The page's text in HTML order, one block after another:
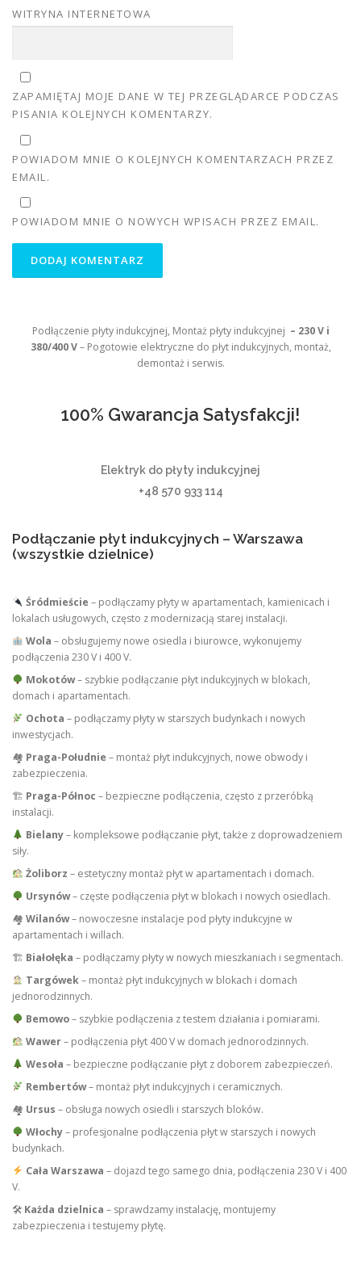
WITRYNA INTERNETOWA
ZAPAMIĘTAJ MOJE DANE W TEJ PRZEGLĄDARCE PODCZAS
PISANIA KOLEJNYCH KOMENTARZY.
POWIADOM MNIE O KOLEJNYCH KOMENTARZACH PRZEZ
EMAIL.
POWIADOM MNIE O NOWYCH WPISACH PRZEZ EMAIL.
Podłączenie płyty indukcyjnej, Montaż płyty indukcyjnej – 230 V i
380/400 V– Pogotowie elektryczne do płyt indukcyjnych, montaż,
demontaż i serwis.
100% Gwarancja Satysfakcji!
Elektryk do płyty indukcyjnej
+48 570 933 114
Podłączanie płyt indukcyjnych – Warszawa
(wszystkie dzielnice)
Śródmieście – podłączamy płyty w apartamentach, kamienicach i
lokalach usługowych, często z modernizacją starej instalacji.
Wola – obsługujemy nowe osiedla i biurowce, wykonujemy
podłączenia 230 V i 400 V.
Mokotów– szybkie podłączanie płyt indukcyjnych w blokach,
domach i apartamentach.
Ochota – podłączamy płyty w starszych budynkach i nowych
inwestycjach.
🏘 Praga-Południe – montaż płyt indukcyjnych, nowe obwody i
zabezpieczenia.
🏗 Praga-Północ – bezpieczne podłączenia, często z przeróbką
instalacji.
Bielany– kompleksowe podłączanie płyt, także z doprowadzeniem
siły.
Żoliborz – estetyczny montaż płyt w apartamentach i domach.
Ursynów– częste podłączenia płyt w blokach i nowych osiedlach.
🏘 Wilanów– nowoczesne instalacje pod płyty indukcyjne w
apartamentach i willach.
🏗 Białołęka – podłączamy płyty w nowych mieszkaniach i segmentach.
Targówek– montaż płyt indukcyjnych w blokach i domach
jednorodzinnych.
Bemowo– szybkie podłączenia z testem działania i pomiarami.
Wawer– podłączenia płyt 400 V w domach jednorodzinnych.
Wesoła – bezpieczne podłączanie płyt z doborem zabezpieczeń.
Rembertów– montaż płyt indukcyjnych i ceramicznych.
🏘 Ursus – obsługa nowych osiedli i starszych bloków.
Włochy– profesjonalne podłączenia płyt w starszych i nowych
budynkach.
Cała Warszawa – dojazd tego samego dnia, podłączenia 230 V i 400
V.
🛠 Każda dzielnica – sprawdzamy instalację, montujemy
zabezpieczenia i testujemy płytę.